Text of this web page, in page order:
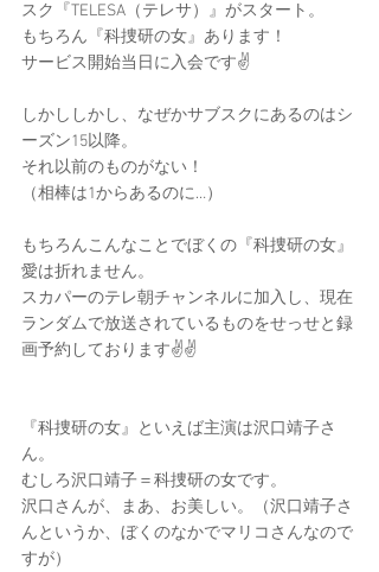
スク『TELESA（テレサ）』がスタート。
もちろん『科捜研の女』あります！
サービス開始当日に入会です✌️
しかししかし、なぜかサブスクにあるのはシ
ーズン15以降。
それ以前のものがない！
（相棒は1からあるのに…）
もちろんこんなことでぼくの『科捜研の女』
愛は折れません。
スカパーのテレ朝チャンネルに加入し、現在
ランダムで放送されているものをせっせと録
画予約しております✌️✌️
『科捜研の女』といえば主演は沢口靖子さ
ん。
むしろ沢口靖子＝科捜研の女です。
沢口さんが、まあ、お美しい。（沢口靖子さ
んというか、ぼくのなかでマリコさんなので
すが）